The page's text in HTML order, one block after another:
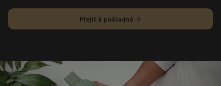
Přejít k pokladně